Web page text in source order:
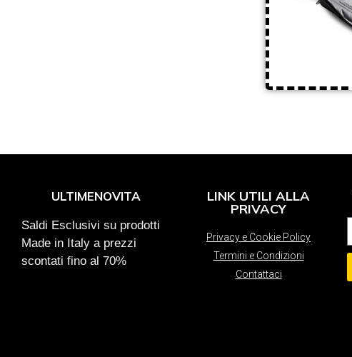
ULTIMENOVITA
Saldi Esclusivi su prodotti
Made in Italy a prezzi
scontati fino al 70%
LINK UTILI ALLA
PRIVACY
Privacy e Cookie Policy
Termini e Condizioni
Contattaci